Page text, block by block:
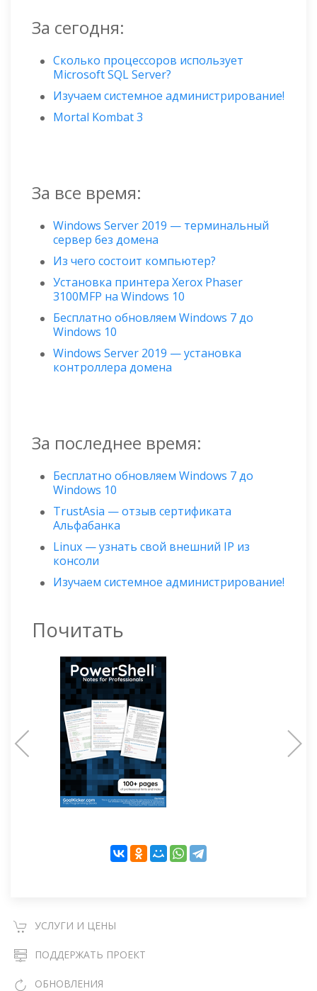
За сегодня:
Сколько процессоров использует
Microsoft SQL Server?
Изучаем системное администрирование!
Mortal Kombat 3
За все время:
Windows Server 2019 — терминальный
сервер без домена
Из чего состоит компьютер?
Установка принтера Xerox Phaser
3100MFP на Windows 10
Бесплатно обновляем Windows 7 до
Windows 10
Windows Server 2019 — установка
контроллера домена
За последнее время:
Бесплатно обновляем Windows 7 до
Windows 10
TrustAsia — отзыв сертификата
Альфабанка
Linux — узнать свой внешний IP из
консоли
Изучаем системное администрирование!
Почитать
УСЛУГИ И ЦЕНЫ
ПОДДЕРЖАТЬ ПРОЕКТ
ОБНОВЛЕНИЯ